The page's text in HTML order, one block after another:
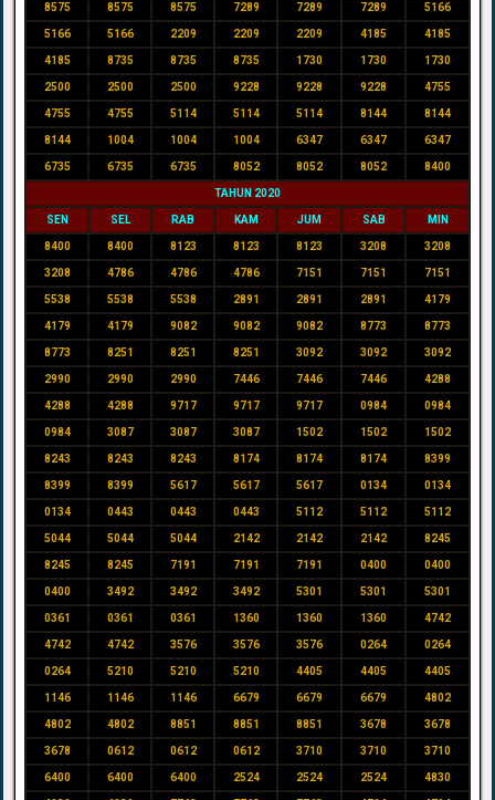
8575 8575 8575 7289 7289 7289 5166
5166 5166 2209 2209 2209 4185 4185
4185 8735 8735 8735 1730 1730 1730
2500 2500 2500 9228 9228 9228 4755
4755 4755 5114 5114 5114 8144 8144
8144 1004 1004 1004 6347 6347 6347
6735 6735 6735 8052 8052 8052 8400
TAHUN 2020
SEN SEL RAB KAM JUM SAB MIN
8400 8400 8123 8123 8123 3208 3208
3208 4786 4786 4786 7151 7151 7151
5538 5538 5538 2891 2891 2891 4179
4179 4179 9082 9082 9082 8773 8773
8773 8251 8251 8251 3092 3092 3092
2990 2990 2990 7446 7446 7446 4288
4288 4288 9717 9717 9717 0984 0984
0984 3087 3087 3087 1502 1502 1502
8243 8243 8243 8174 8174 8174 8399
8399 8399 5617 5617 5617 0134 0134
0134 0443 0443 0443 5112 5112 5112
5044 5044 5044 2142 2142 2142 8245
8245 8245 7191 7191 7191 0400 0400
0400 3492 3492 3492 5301 5301 5301
0361 0361 0361 1360 1360 1360 4742
4742 4742 3576 3576 3576 0264 0264
0264 5210 5210 5210 4405 4405 4405
1146 1146 1146 6679 6679 6679 4802
4802 4802 8851 8851 8851 3678 3678
3678 0612 0612 0612 3710 3710 3710
6400 6400 6400 2524 2524 2524 4830